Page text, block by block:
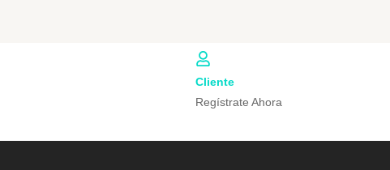
Cliente
Regístrate Ahora